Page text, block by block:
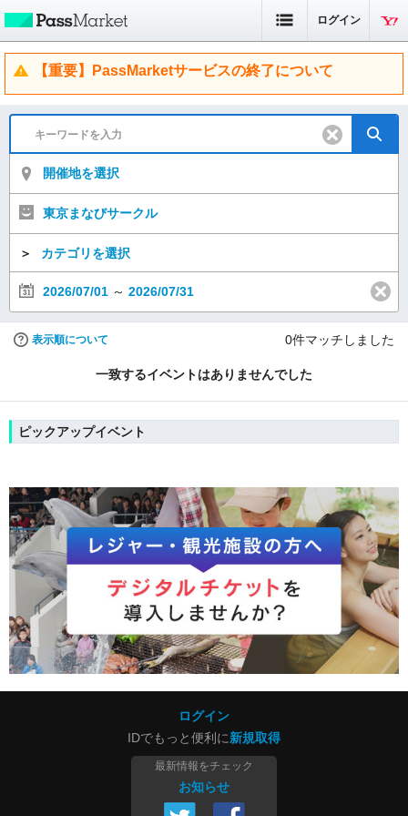
ログイン
【重要】PassMarketサービスの終了について
開催地を選択
東京まなびサークル
＞ カテゴリを選択
2026/07/01 ～ 2026/07/31
表示順について 0件マッチしました
一致するイベントはありませんでした
ピックアップイベント
ログイン
IDでもっと便利に新規取得
最新情報をチェック
お知らせ